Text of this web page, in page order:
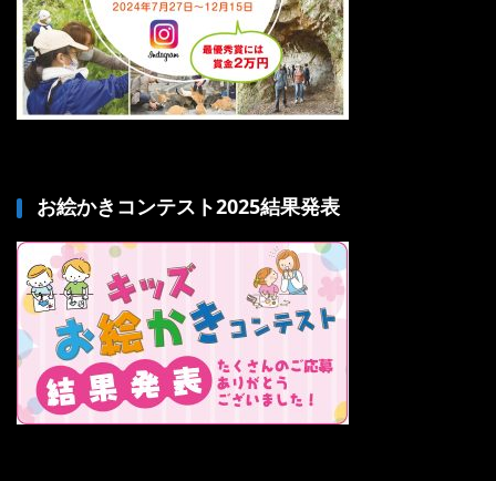
お絵かきコンテスト2025結果発表